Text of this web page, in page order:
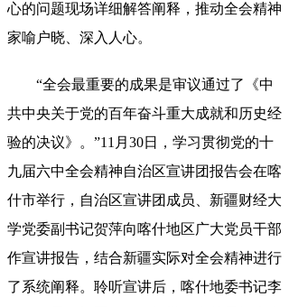
心的问题现场详细解答阐释 ， 推动全会精神
家喻户晓、深入人心。
“全会最重要的成果是审议通过了《中
共中央关于党的百年奋斗重大成就和历史经
验的决议》
。 ”11月30日，学习贯彻党的十
九届六中全会精神自治区宣讲团报告会在喀
什市举行 ， 自治区宣讲团成员、新疆财经大
学党委副书记贺萍向喀什地区广大党员干部
作宣讲报告，结合新疆实际对全会精神进行
了系统阐释。 聆听宣讲后，喀什地委书记李